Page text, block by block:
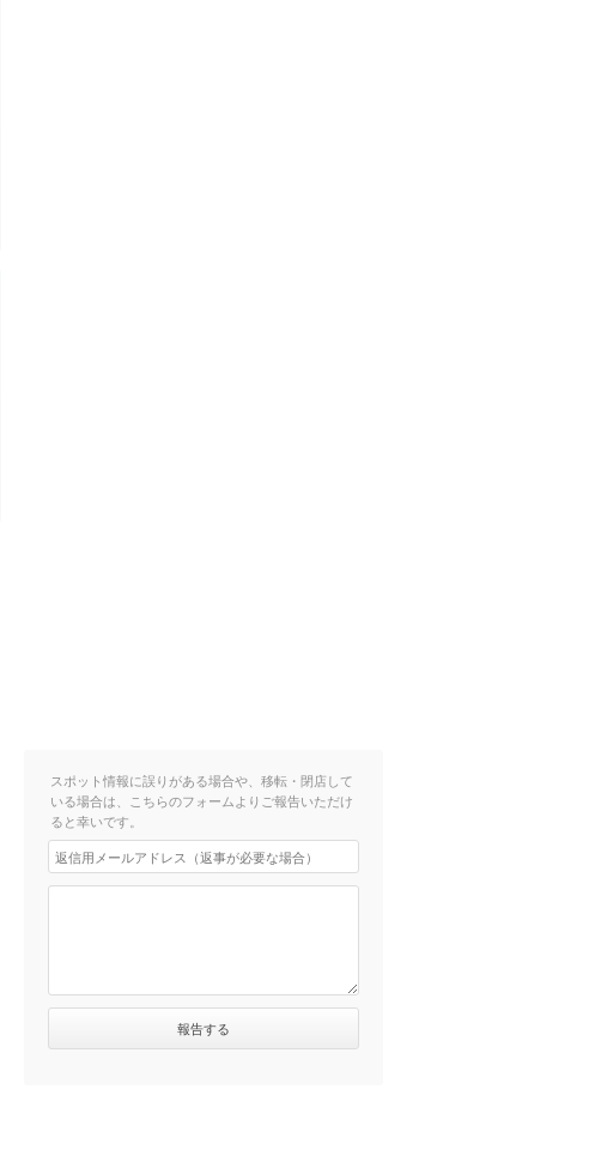
スポット情報に誤りがある場合や、移転・閉店して
いる場合は、こちらのフォームよりご報告いただけ
ると幸いです。